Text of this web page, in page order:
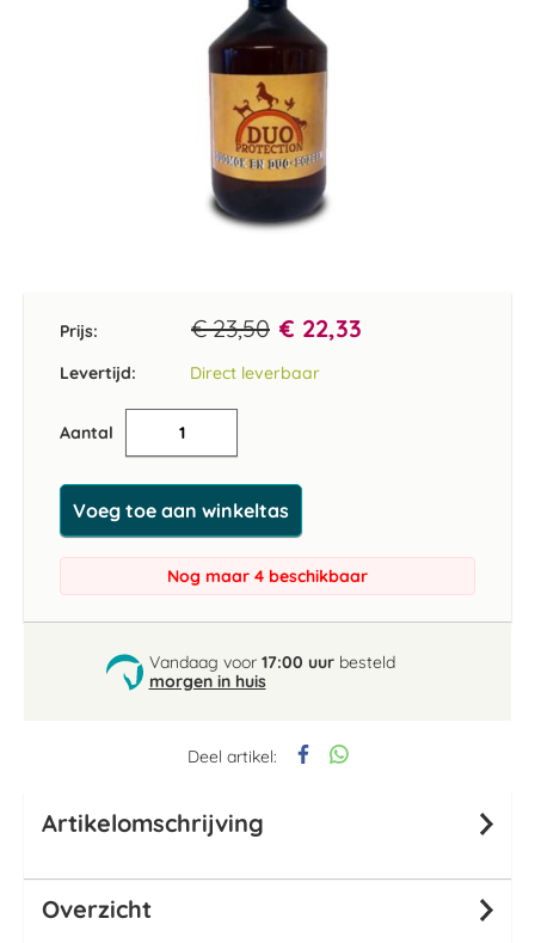
Deel artikel:
Prijs: € 23,50 € 22,33
Levertijd: Direct leverbaar
Aantal
Voeg toe aan winkeltas
Nog maar 4 beschikbaar
Vandaag voor 17:00 uurbesteld
morgen in huis
begin
afbeeldingen-
gallerij
Artikelomschrijving
Overzicht